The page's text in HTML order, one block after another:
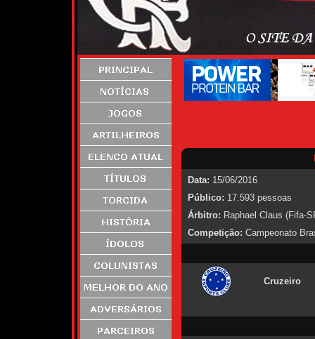
Data: 15/06/2016
Público: 17.593 pessoas
Árbitro: Raphael Claus (Fifa-
Competição: Campeonato
Cruzeiro